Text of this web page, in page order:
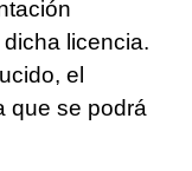
licencia.
el
que se podrá